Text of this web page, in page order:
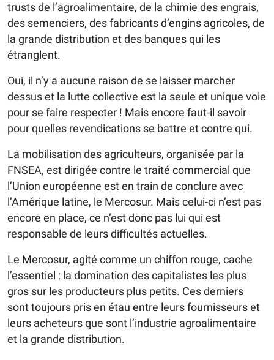
trusts de l’agroalimentaire, de la chimie des engrais,
des semenciers, des fabricants d’engins agricoles, de
la grande distribution et des banques qui les
étranglent.
Oui, il n’y a aucune raison de se laisser marcher
dessus et la lutte collective est la seule et unique voie
pour se faire respecter ! Mais encore faut-il savoir
pour quelles revendications se battre et contre qui.
La mobilisation des agriculteurs, organisée par la
FNSEA, est dirigée contre le traité commercial que
l’Union européenne est en train de conclure avec
l’Amérique latine, le Mercosur. Mais celui-ci n’est pas
encore en place, ce n’est donc pas lui qui est
responsable de leurs difficultés actuelles.
Le Mercosur, agité comme un chiffon rouge, cache
l’essentiel : la domination des capitalistes les plus
gros sur les producteurs plus petits. Ces derniers
sont toujours pris en étau entre leurs fournisseurs et
leurs acheteurs que sont l’industrie agroalimentaire
et la grande distribution.